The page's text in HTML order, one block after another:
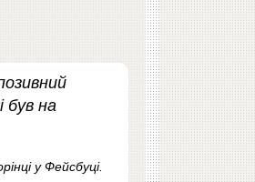
був на
у Фейсбуці.